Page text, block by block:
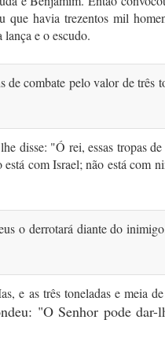
que havia trezentos mil
e o escudo.
com­bate pelo valor de três
disse: "Ó rei, essas tropas
com Israel; não está com
o derrotará diante do
e as três toneladas e meia
"O Senhor pode dar-